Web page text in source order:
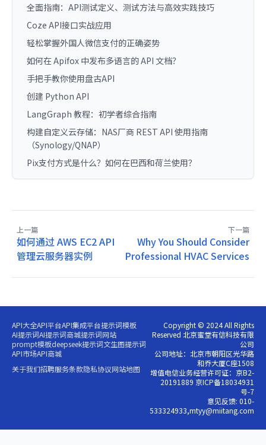
全面指南：API测试定义、测试方法与高效实践技巧
Coze API接口实战应用
轻松掌握外国人微信支付的正确姿势
如何在 Apifox 中发布多语言的 API 文档？
手把手教你使用盘古API
创建 Python API
LangGraph 教程：初学者综合指南
构建自定义云存储：NAS厂商 REST API 使用指南
（Synology/QNAP）
Pix支付方式是什么？如何在巴西和荷兰使用？
上一篇
如何通过 AWS EC2 API
管理云服务器实例
下一篇
Why You Should Consider
Professional HVAC Services
API大全API平台API集成平台提示词模板
AI提示词AI提示词商城提示词网站
prompt模板deepseek提示词文生图提示词
API市场API商城
关于我们招聘服务条款隐私协议网站地图
Copyright © 2024 All Rights
Reserved 北京蜜堂有信科技有限
公司
公司地址：北京市朝阳区光华路
和乔大厦C座1508
增值电信业务经营许可证：京B2-
20191889 京ICP备18034931
号-7
意见反馈: 010-
533324933,mtyy@miitang.com